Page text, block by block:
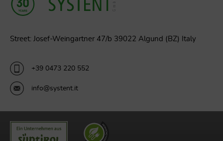
Street: Josef-Weingartner 47/b 39022 Algund (BZ) Italy
+39 0473 220 552
info@systent.it